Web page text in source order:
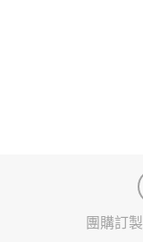
團購訂製